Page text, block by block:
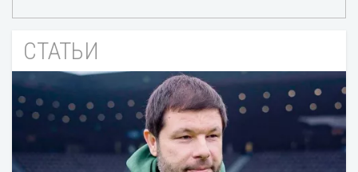
СТАТЬИ